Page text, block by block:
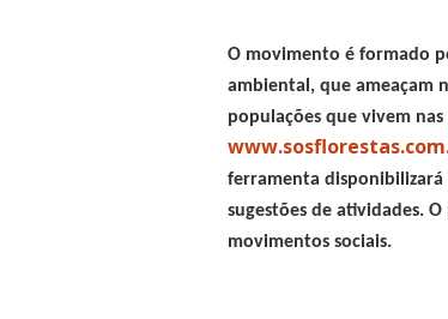
O movimento é formado
ambiental, que ameaçam
populações que vivem
ferramenta disponibilizará
sugestões de atividades.
movimentos sociais.